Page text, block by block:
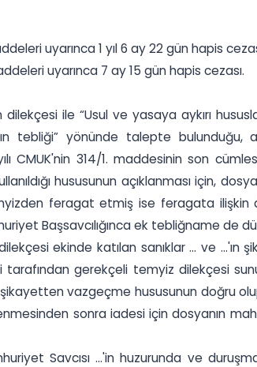
uyarınca 1 yıl 6 ay 22 gün hapis
uyarınca 7 ay 15 gün hapis cezası.
ile “Usul ve yasaya aykırı
tebliği” yönünde talepte
CMUK'nin 314/1. maddesinin son
hususunun açıklanması için,
feragat etmiş ise feragata ilişkin
Başsavcılığınca ek tebliğname de
ekinde katılan sanıklar ... ve
tarafından gerekçeli temyiz dilekçesi
şikayetten vazgeçme hususunun doğru
sonra iadesi için dosyanın
Savcısı ...'in huzurunda ve